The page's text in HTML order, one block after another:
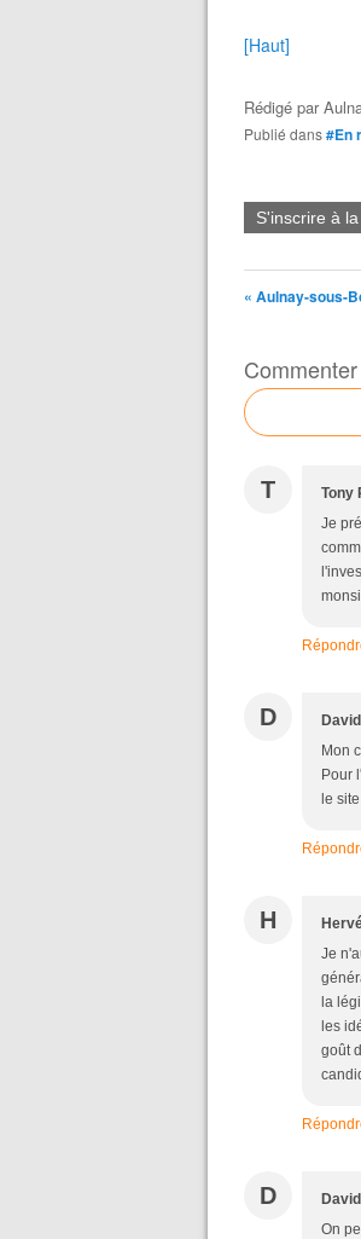
[Haut]
Rédigé par
Publié dans#En
S'inscrire à
« Aulnay-sous-
T Tony
Je
D
Mon
Pour
le
H
Je
la
les
goût
D
On